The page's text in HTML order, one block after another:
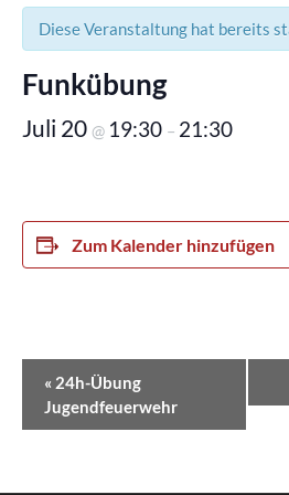
Diese Veranstaltung hat bereits
Funkübung
Juli 20 @ 19:30 – 21:30
Zum Kalender hinzufügen
Veranstaltung-
Navigation
« 24h-Übung
Jugendfeuerwehr